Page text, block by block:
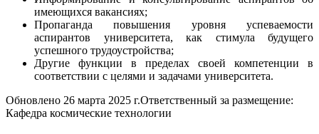
имеющихся вакансиях;
Пропаганда повышения уровня успеваемости
аспирантов университета, как стимула будущего
успешного трудоустройства;
Другие функции в пределах своей компетенции в
соответствии с целями и задачами университета.
Обновлено 26 марта 2025 г.Ответственный за размещение:
Кафедра космические технологии